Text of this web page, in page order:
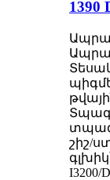
շիշ/
I3200/